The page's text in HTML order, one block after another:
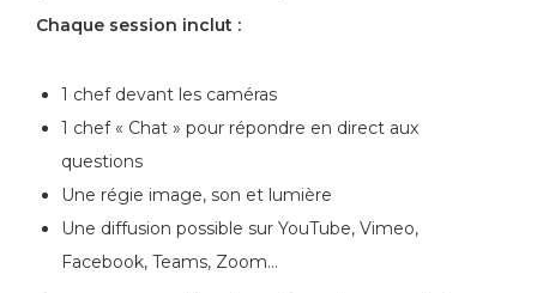
Chaque session inclut :
1 chef devant les caméras
1 chef « Chat » pour répondre en direct aux
questions
Une régie image, son et lumière
Une diffusion possible sur YouTube, Vimeo,
Facebook, Teams, Zoom…